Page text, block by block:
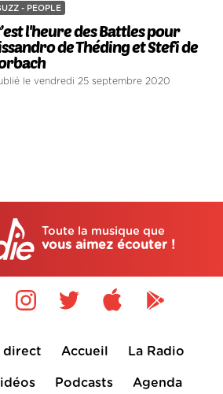
- PEOPLE
l'heure des Battles pour
de Théding et Stefi de
le vendredi 25 septembre 2020
Toute la musique que
vous aimez écouter !
direct Accueil La Radio
Podcasts Agenda